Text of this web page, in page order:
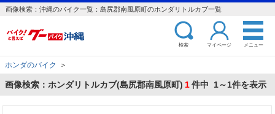
画像検索：沖縄のバイク一覧：島尻郡南風原町のホンダリトルカブ一覧
検索 マイページ メニュー
ホンダのバイク ＞
画像検索：ホンダリトルカブ(島尻郡南風原町) 1件中 1～1件を表示